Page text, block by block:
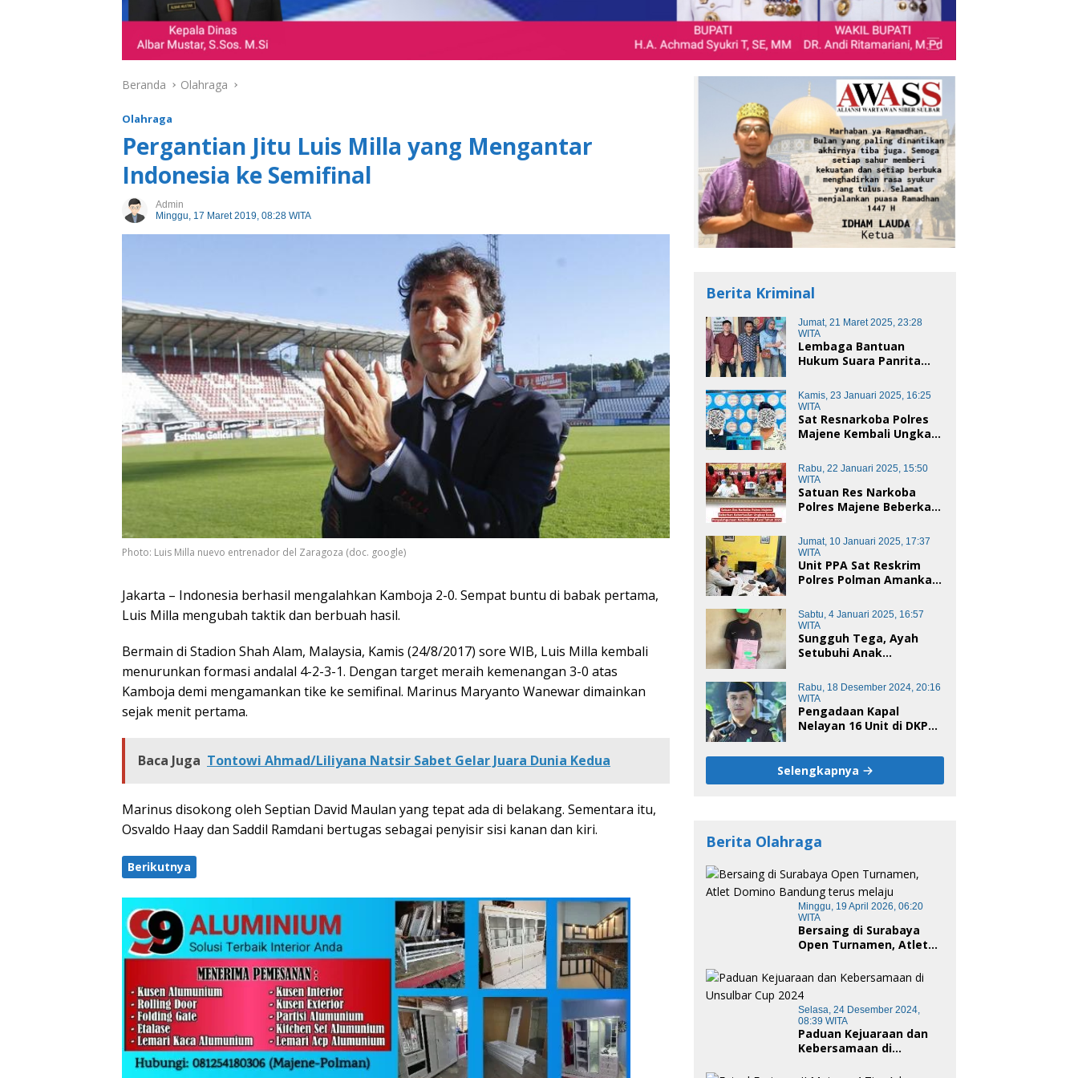
Beranda Olahraga
Olahraga
Pergantian Jitu Luis Milla yang Mengantar
Indonesia ke Semifinal
Admin
Minggu, 17 Maret 2019, 08:28 WITA
Photo: Luis Milla nuevo entrenador del Zaragoza (doc. google)
Jakarta – Indonesia berhasil mengalahkan Kamboja 2-0. Sempat buntu di babak pertama,
Luis Milla mengubah taktik dan berbuah hasil.
Bermain di Stadion Shah Alam, Malaysia, Kamis (24/8/2017) sore WIB, Luis Milla kembali
menurunkan formasi andalal 4-2-3-1. Dengan target meraih kemenangan 3-0 atas
Kamboja demi mengamankan tike ke semifinal. Marinus Maryanto Wanewar dimainkan
sejak menit pertama.
Baca Juga Tontowi Ahmad/Liliyana Natsir Sabet Gelar Juara Dunia Kedua
Marinus disokong oleh Septian David Maulan yang tepat ada di belakang. Sementara itu,
Osvaldo Haay dan Saddil Ramdani bertugas sebagai penyisir sisi kanan dan kiri.
Berikutnya
Berita Kriminal
Jumat, 21 Maret 2025, 23:28
WITA
Lembaga Bantuan
Hukum Suara Panrita
Dampingi Korban
Dugaan Pencemaran
Nama Baik dan
penggelapan di Polres
Kamis, 23 Januari 2025, 16:25
WITA
Sat Resnarkoba Polres
Majene Kembali Ungkap
Narkoba Jenis Sabu, Dua
Pelaku Diamankan
Rabu, 22 Januari 2025, 15:50
WITA
Satuan Res Narkoba
Polres Majene Beberkan
Kasus Penyalahgunaan
Narkotika di Awal Tahun
2025
Jumat, 10 Januari 2025, 17:37
WITA
Unit PPA Sat Reskrim
Polres Polman Amankan
Pencabulan Anak di
Bawah Umur
Sabtu, 4 Januari 2025, 16:57
WITA
Sungguh Tega, Ayah
Setubuhi Anak
Begini Kronologis
Rabu, 18 Desember 2024, 20:16
WITA
Pengadaan Kapal
Nelayan 16 Unit di DKP
Tersangka
Selengkapnya
Berita Olahraga
Minggu, 19 April 2026, 06:20
WITA
Bersaing di Surabaya
Open Turnamen, Atlet
melaju
Selasa, 24 Desember 2024,
08:39 WITA
Paduan Kejuaraan dan
Kebersamaan di